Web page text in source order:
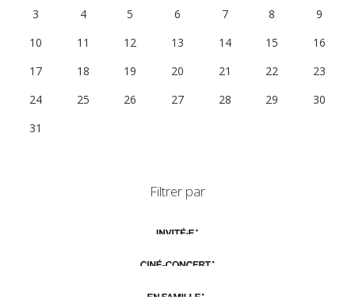
3
4 5 6 7 8
9
10
11 12 13 14 15
16
17
18 19 20 21 22
23
24
25 26 27 28 29
30
31
Filtrer par